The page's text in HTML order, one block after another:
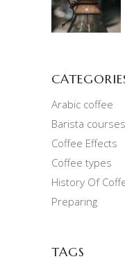
Arabic coffee
Barista courses
Coffee Effects
Coffee types
History Of
Preparing
TAGS